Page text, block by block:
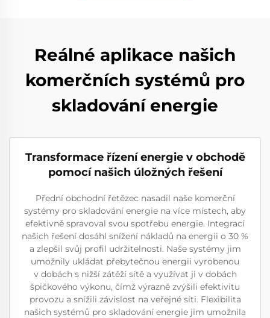
Reálné aplikace našich
komerčních systémů pro
skladování energie
Transformace řízení energie v obchodě
pomocí našich úložných řešení
Přední obchodní řetězec nasadil naše komerční
systémy pro skladování energie na více místech, aby
efektivně spravoval svou spotřebu energie. Integrací
našich řešení dosáhl snížení nákladů na energii o 30 %
a zlepšil svůj profil udržitelnosti. Naše systémy jim
umožnily ukládat přebytečnou energii vyrobenou
v dobách s nižší zátěží sítě a využívat ji v dobách
špičkového výkonu, čímž výrazně zvýšili efektivitu
provozu a snížili závislost na veřejné síti. Flexibilita
našich systémů pro skladování energie jim umožnila